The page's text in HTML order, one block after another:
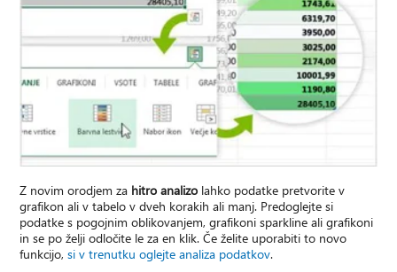
Z novim orodjem za hitro analizo lahko podatke pretvorite v
grafikon ali v tabelo v dveh korakih ali manj. Predoglejte si
podatke s pogojnim oblikovanjem, grafikoni sparkline ali grafikoni
in se po želji odločite le za en klik. Če želite uporabiti to novo
funkcijo,si v trenutku oglejte analiza podatkov.